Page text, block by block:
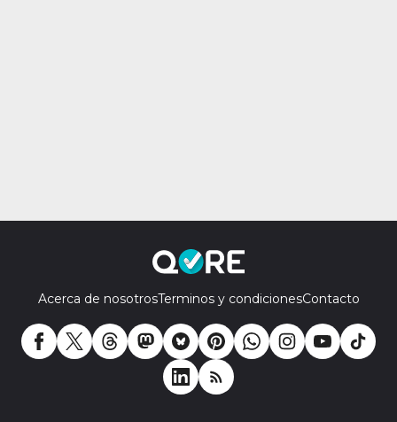
Acerca de nosotrosTerminos y condicionesContacto